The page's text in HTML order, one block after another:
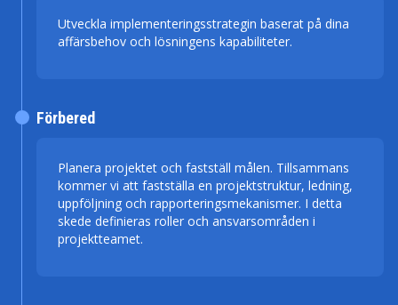
Utveckla implementeringsstrategin baserat på dina
affärsbehov och lösningens kapabiliteter.
Planera projektet och fastställ målen. Tillsammans
kommer vi att fastställa en projektstruktur, ledning,
uppföljning och rapporteringsmekanismer. I detta
skede definieras roller och ansvarsområden i
projektteamet.
Förbered